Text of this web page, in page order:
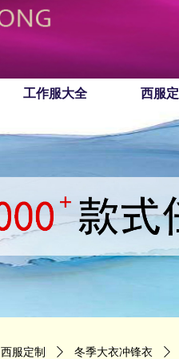
工作服大全 西服
西服定制 ꄲ 冬季大衣冲锋衣 ꄲ